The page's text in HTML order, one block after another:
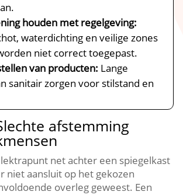
houden met regelgeving:
waterdichting en veilige zones
niet correct toegepast.​
van producten: Lange
sanitair zorgen voor stilstand en
afstemming
net achter een spiegelkast
niet aansluit op het gekozen
overleg geweest.​ Een